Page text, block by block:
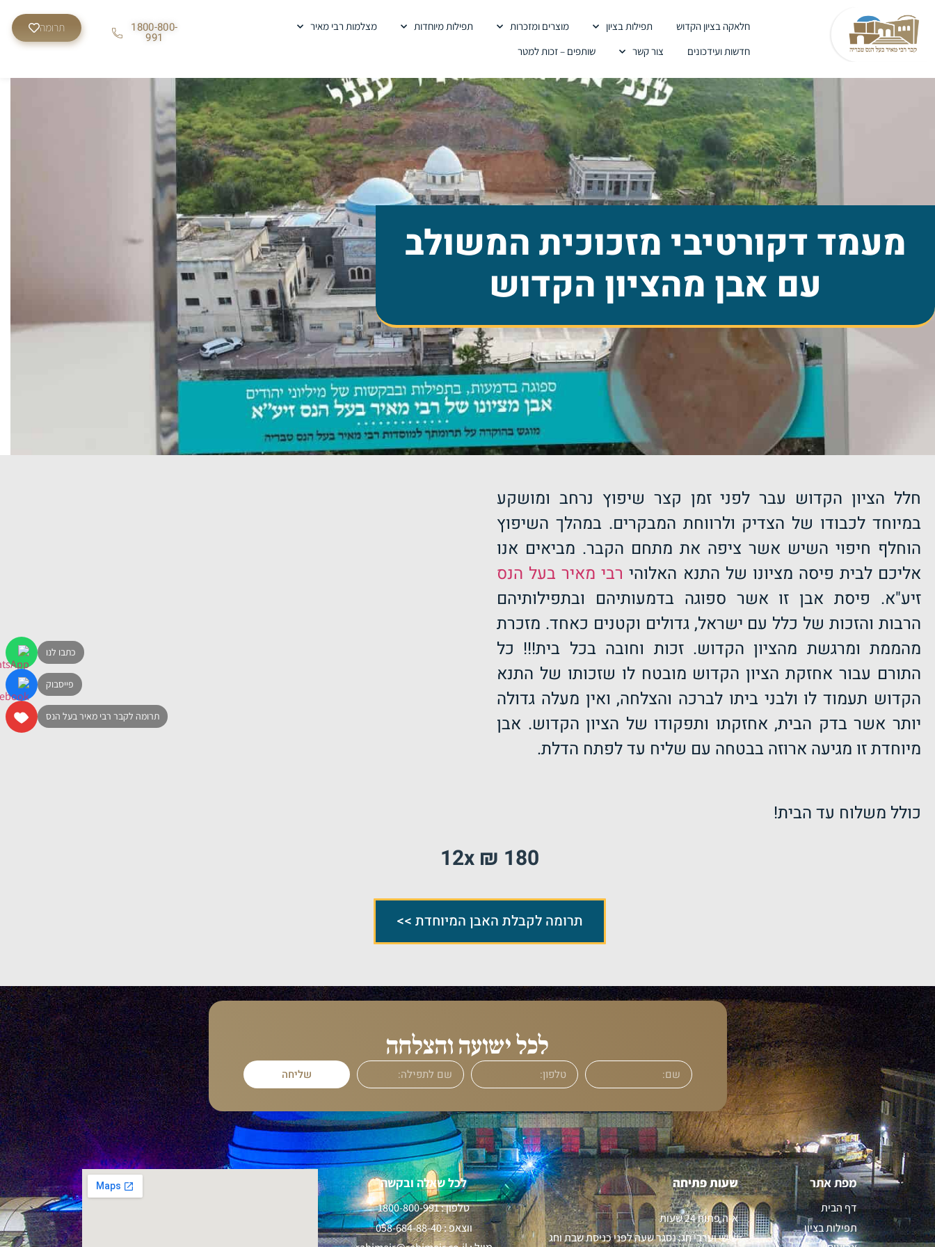
חלאקה בציון הקדוש תפילות בציון מוצרים ומזכרות תפילות מיוחדות
מצלמות רבי מאיר
חדשות ועידכונים
צור קשר שותפים – זכות למטר
1800-800-
991
תרומה
מעמד דקורטיבי מזכוכית המשולב
עם אבן מהציון הקדוש
חלל הציון הקדוש עבר לפני זמן קצר שיפוץ נרחב ומושקע
במיוחד לכבודו של הצדיק ולרווחת המבקרים. במהלך השיפוץ
הוחלף חיפוי השיש אשר ציפה את מתחם הקבר. מביאים אנו
אליכם לבית פיסה מציונו של התנא האלוהי רבי מאיר בעל הנס
זיע"א. פיסת אבן זו אשר ספוגה בדמעותיהם ובתפילותיהם
הרבות והזכות של כלל עם ישראל, גדולים וקטנים כאחד. מזכרת
מהממת ומרגשת מהציון הקדוש. זכות וחובה בכל בית!!! כל
התורם עבור אחזקת הציון הקדוש מובטח לו שזכותו של התנא
הקדוש תעמוד לו ולבני ביתו לברכה והצלחה, ואין מעלה גדולה
יותר אשר בדק הבית, אחזקתו ותפקודו של הציון הקדוש. אבן
מיוחדת זו מגיעה ארוזה בבטחה עם שליח עד לפתח הדלת.
כולל משלוח עד הבית!
180 ₪ 12x
תרומה לקבלת האבן המיוחדת >>
לכל ישועה והצלחה
שליחה
מפת אתר
דף הבית
תפילות בציון
שעות פתיחה
א-ה פתוח 24 שעות
שישי וערבי חג: נסגר שעה לפני כניסת שבת וחג
לכל שאלה ובקשה
טלפון :1800-800-991
ווצאפ :058-684-88-40
כתבו לנו
פייסבוק
תרומה לקבר רבי מאיר בעל הנס